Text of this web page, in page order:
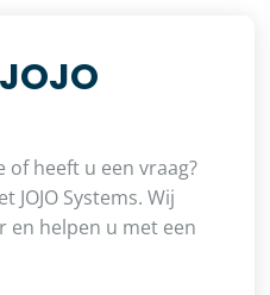
heeft u een vraag?
Systems. Wij
en helpen u met een